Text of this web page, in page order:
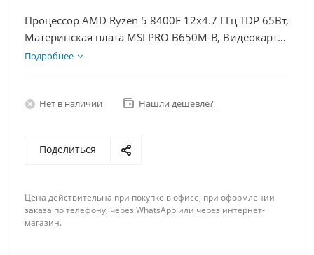
Процессор AMD Ryzen 5 8400F 12x4.7 ГГц TDP 65Вт,
Материнская плата MSI PRO B650M-B, Видеокарта
RTX 4080S 16Гб, Память DDR5 64Gb, Диски
Подробнее
Нет в наличии Нашли дешевле?
Поделиться
Цена действительна при покупке в офисе, при оформлении
заказа по телефону, через WhatsApp или через интернет-
магазин.